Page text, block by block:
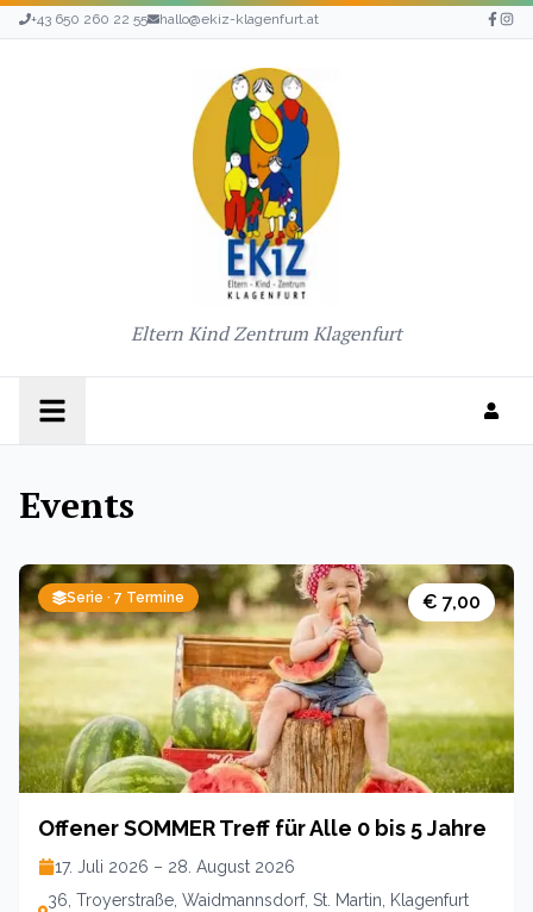
+43 650 260 22 55 hallo@ekiz-klagenfurt.at
Eltern Kind Zentrum Klagenfurt
Events
€ 7,00
Serie · 7 Termine
Offener SOMMER Treff für Alle 0 bis 5 Jahre
17. Juli 2026 – 28. August 2026
36, Troyerstraße, Waidmannsdorf, St. Martin, Klagenfurt